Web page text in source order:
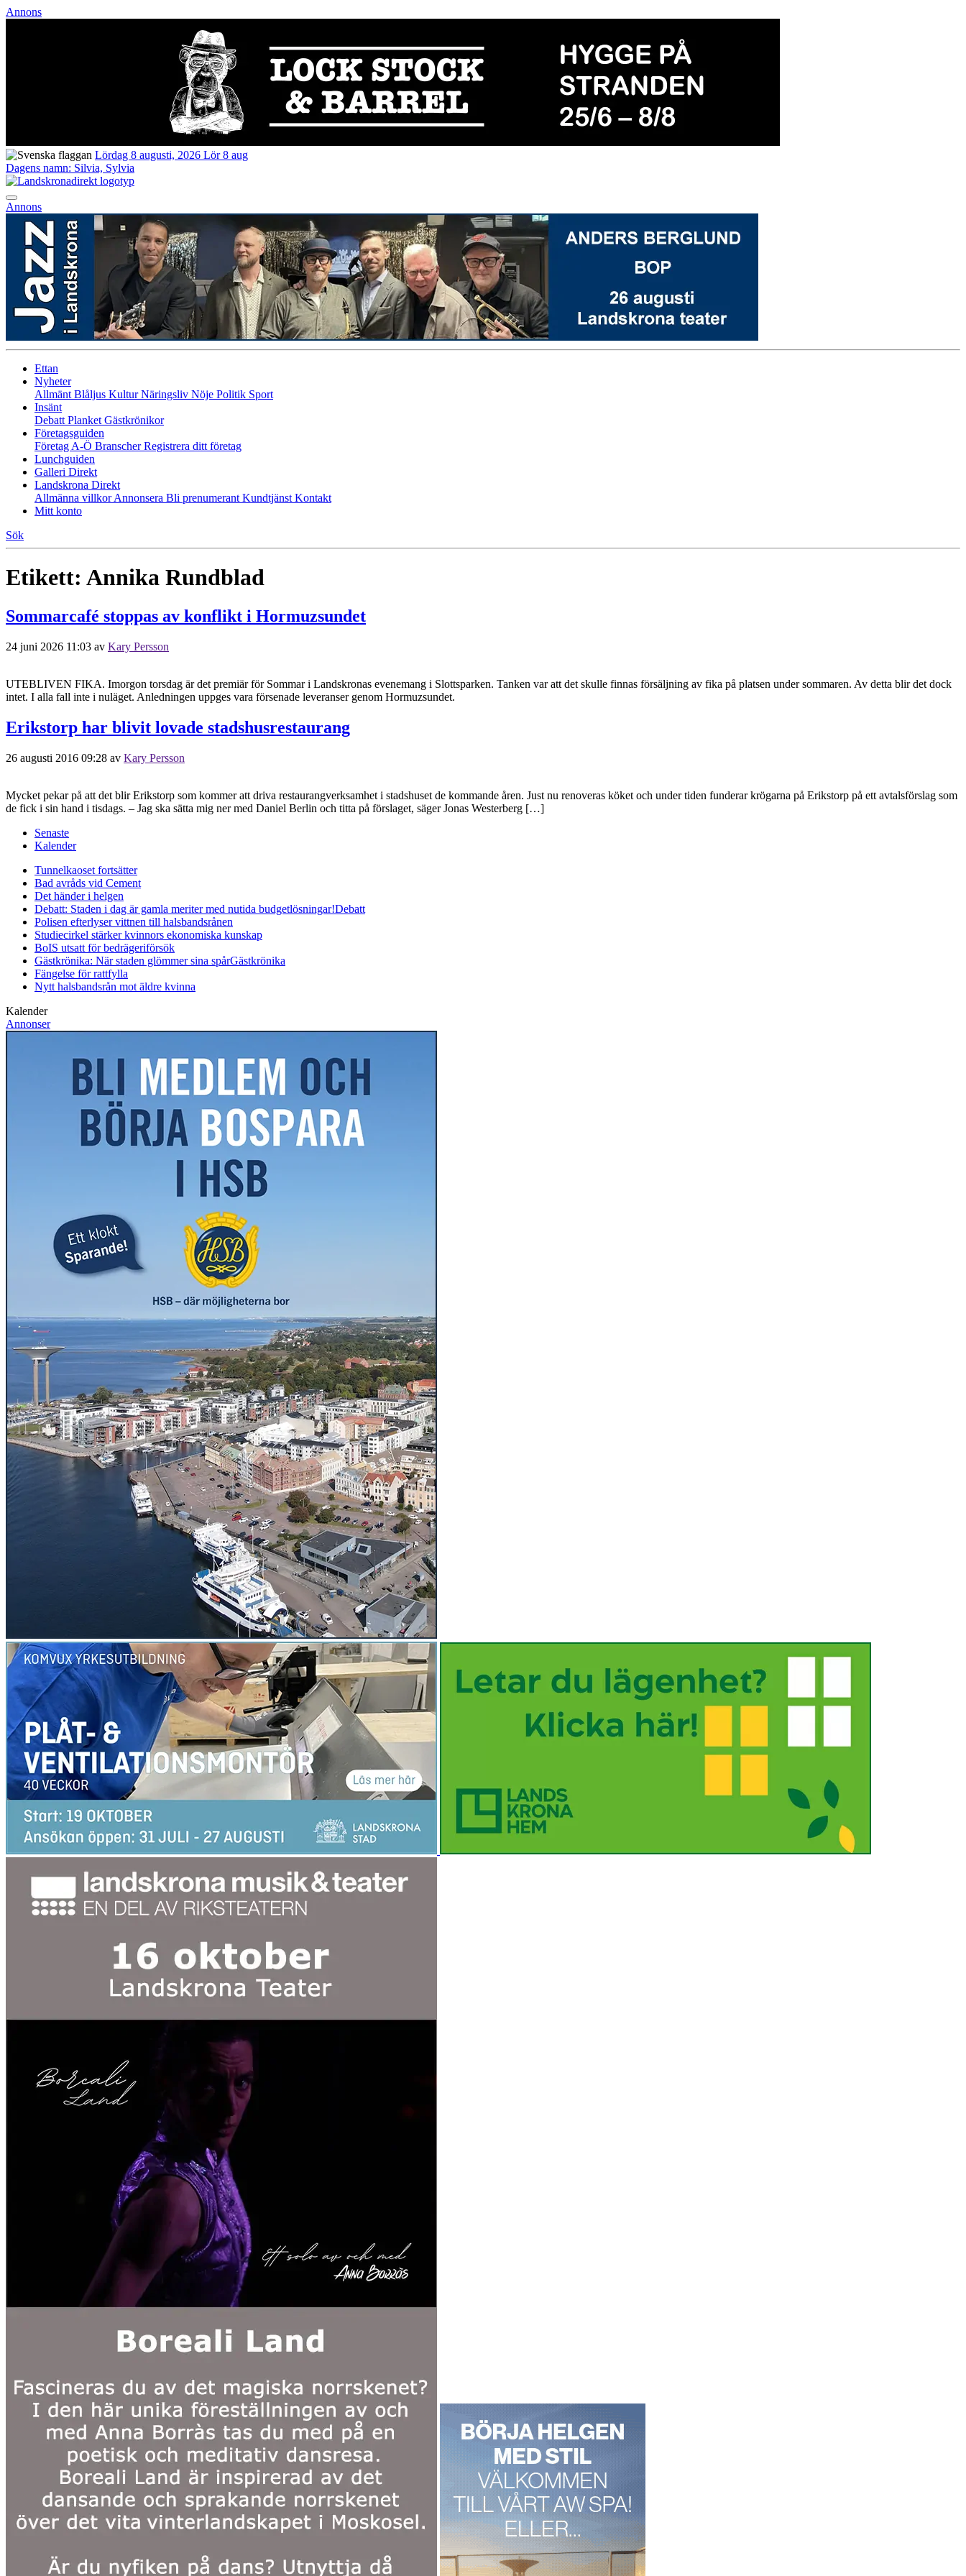
Annons
Lördag 8 augusti, 2026 Lör 8 aug
Dagens namn: Silvia, Sylvia
Annons
Ettan
Nyheter
Allmänt Blåljus KulturNäringsliv Nöje Politik Sport
Insänt
Debatt Planket Gästkrönikor
Företagsguiden
Företag A-Ö BranscherRegistrera ditt företag
Lunchguiden
Galleri Direkt
Landskrona Direkt
Allmänna villkorAnnonsera Bli prenumerant Kundtjänst Kontakt
Mitt konto
Sök
Etikett: Annika Rundblad
Sommarcafé stoppas av konflikt i Hormuzsundet
24 juni 2026 11:03 av Kary Persson
UTEBLIVEN FIKA. Imorgon torsdag är det premiär för Sommar i Landskronas evenemang i Slottsparken. Tanken var att det skulle finnas försäljning av fika på platsen under sommaren. Av detta blir det dock
intet. I alla fall inte i nuläget. Anledningen uppges vara försenade leveranser genom Hormuzsundet.
Erikstorp har blivit lovade stadshusrestaurang
26 augusti 2016 09:28 av Kary Persson
Mycket pekar på att det blir Erikstorp som kommer att driva restaurangverksamhet i stadshuset de kommande åren. Just nu renoveras köket och under tiden funderar krögarna på Erikstorp på ett avtalsförslag som
de fick i sin hand i tisdags. – Jag ska sätta mig ner med Daniel Berlin och titta på förslaget, säger Jonas Westerberg […]
Senaste
Kalender
Tunnelkaoset fortsätter
Bad avråds vid Cement
Det händer i helgen
Debatt: Staden i dag är gamla meriter med nutida budgetlösningar!Debatt
Polisen efterlyser vittnen till halsbandsrånen
Studiecirkel stärker kvinnors ekonomiska kunskap
BoIS utsatt för bedrägeriförsök
Gästkrönika: När staden glömmer sina spårGästkrönika
Fängelse för rattfylla
Nytt halsbandsrån mot äldre kvinna
Kalender
Annonser